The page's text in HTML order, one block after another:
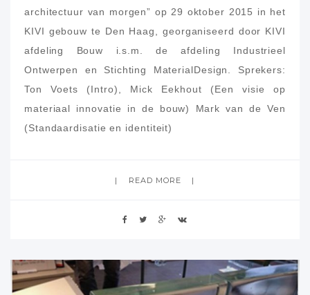
architectuur van morgen” op 29 oktober 2015 in het
KIVI gebouw te Den Haag, georganiseerd door KIVI
afdeling Bouw i.s.m. de afdeling Industrieel
Ontwerpen en Stichting MaterialDesign. Sprekers:
Ton Voets (Intro), Mick Eekhout (Een visie op
materiaal innovatie in de bouw) Mark van de Ven
(Standaardisatie en identiteit)
de Vries (De beleving van winkelcentra in de
en media) Els Zijlstra (Communicatie tussen
Forumdiscussie
READ MORE